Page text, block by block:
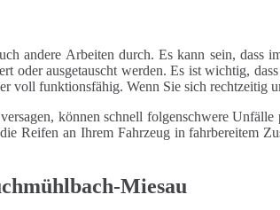
andere Arbeiten durch. Es kann sein, dass
oder ausgetauscht werden. Es ist wichtig,
voll funktionsfähig. Wenn Sie sich rechtzeitig
können schnell folgenschwere
Reifen an Ihrem Fahrzeug in fahrbereitem
Miesau